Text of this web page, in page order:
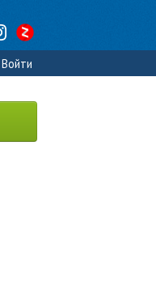
Войти